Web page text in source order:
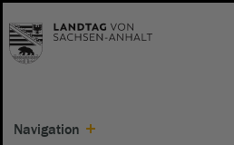
Navigation